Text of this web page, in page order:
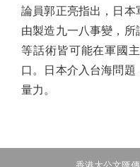
論員郭正亮指出，日本
由製造九一八事變，所
等話術皆可能在軍國
口。日本介入台海問題
量力。